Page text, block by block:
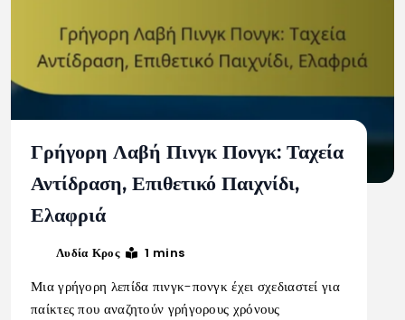
Γρήγορη Λαβή Πινγκ Πονγκ: Ταχεία
Αντίδραση, Επιθετικό Παιχνίδι,
Ελαφριά
Λυδία Κρος 1 mins
Μια γρήγορη λεπίδα πινγκ-πονγκ έχει σχεδιαστεί για
παίκτες που αναζητούν γρήγορους χρόνους